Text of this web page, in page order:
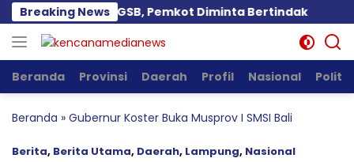
Langsung
ke
konten
Breaking News
Langgar GSB, Pemkot Diminta Bertindak
Beranda Provinsi Daerah Profil Nasional Politik
Beranda » Gubernur Koster Buka Musprov I SMSI Bali
Berita, Berita Utama, Daerah, Lampung, Nasional